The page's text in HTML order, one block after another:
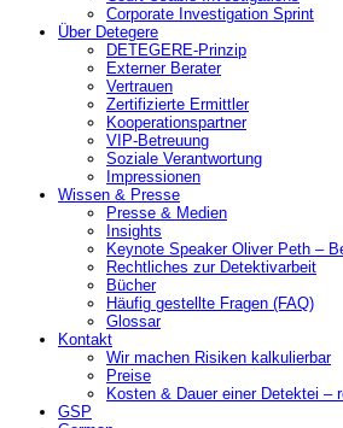
Corporate Investigation Sprint
Über Detegere
DETEGERE-Prinzip
Externer Berater
Vertrauen
Zertifizierte Ermittler
Kooperationspartner
VIP-Betreuung
Soziale Verantwortung
Impressionen
Wissen & Presse
Presse & Medien
Insights
Keynote Speaker Oliver Peth –
Rechtliches zur Detektivarbeit
Bücher
Häufig gestellte Fragen (FAQ)
Glossar
Kontakt
Wir machen Risiken kalkulierbar
Preise
Kosten & Dauer einer Detektei –
GSP